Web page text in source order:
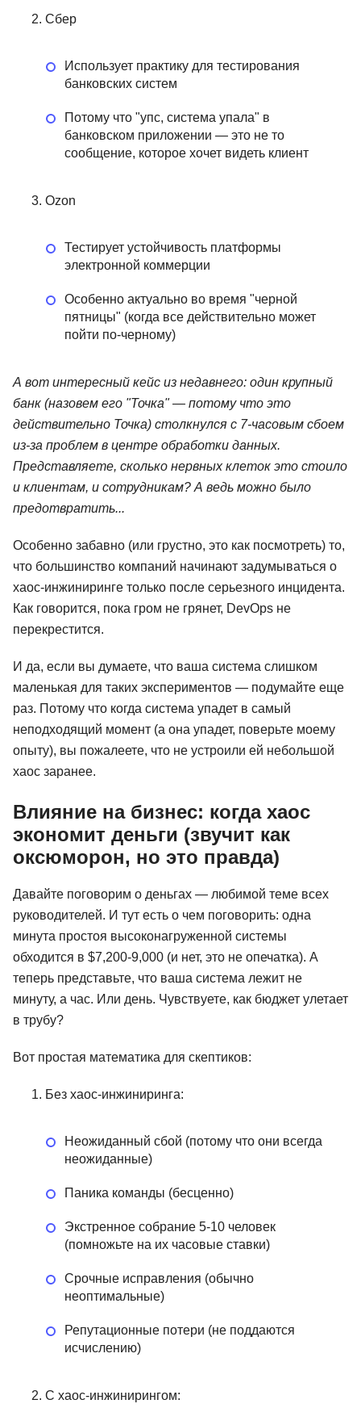
Сбер
Использует практику для тестирования
банковских систем
Потому что "упс, система упала" в
банковском приложении — это не то
сообщение, которое хочет видеть клиент
Ozon
Тестирует устойчивость платформы
электронной коммерции
Особенно актуально во время "черной
пятницы" (когда все действительно может
пойти по-черному)
А вот интересный кейс из недавнего: один крупный
банк (назовем его "Точка" — потому что это
действительно Точка) столкнулся с 7-часовым сбоем
из-за проблем в центре обработки данных.
Представляете, сколько нервных клеток это стоило
и клиентам, и сотрудникам? А ведь можно было
предотвратить...
Особенно забавно (или грустно, это как посмотреть) то,
что большинство компаний начинают задумываться о
хаос-инжиниринге только после серьезного инцидента.
Как говорится, пока гром не грянет, DevOps не
перекрестится.
И да, если вы думаете, что ваша система слишком
маленькая для таких экспериментов — подумайте еще
раз. Потому что когда система упадет в самый
неподходящий момент (а она упадет, поверьте моему
опыту), вы пожалеете, что не устроили ей небольшой
хаос заранее.
Влияние на бизнес: когда хаос
экономит деньги (звучит как
оксюморон, но это правда)
Давайте поговорим о деньгах — любимой теме всех
руководителей. И тут есть о чем поговорить: одна
минута простоя высоконагруженной системы
обходится в $7,200-9,000 (и нет, это не опечатка). А
теперь представьте, что ваша система лежит не
минуту, а час. Или день. Чувствуете, как бюджет улетает
в трубу?
Вот простая математика для скептиков:
Без хаос-инжиниринга:
Неожиданный сбой (потому что они всегда
неожиданные)
Паника команды (бесценно)
Экстренное собрание 5-10 человек
(помножьте на их часовые ставки)
Срочные исправления (обычно
неоптимальные)
Репутационные потери (не поддаются
исчислению)
С хаос-инжинирингом: